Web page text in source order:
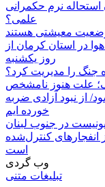
استحاله نرم حکمرانی
علمی؟
وضعیت معیشتی هستند
در استان کرمان از
روز یکشنبه
جنگ را مدیریت کرد؟
علت هنوز نامشخص
از نبود آزادی ضربه
خورده ایم
کنترل‌شده
است
وب گردی
تبلیغات متنی